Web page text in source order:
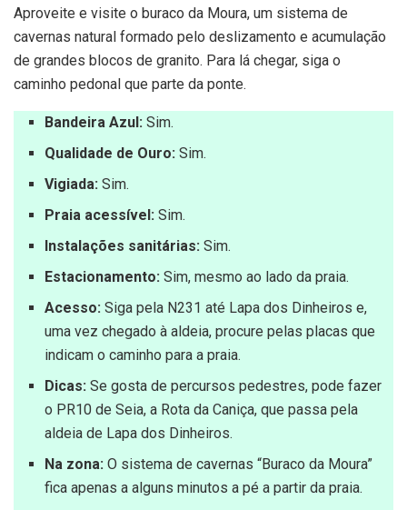
Aproveite e visite o buraco da Moura, um sistema de
cavernas natural formado pelo deslizamento e acumulação
de grandes blocos de granito. Para lá chegar, siga o
caminho pedonal que parte da ponte.
Bandeira Azul:Sim.
Qualidade de Ouro:Sim.
Vigiada: Sim.
Praia acessível: Sim.
Instalações sanitárias:Sim.
Estacionamento: Sim, mesmo ao lado da praia.
Acesso: Siga pela N231 até Lapa dos Dinheiros e,
uma vez chegado à aldeia, procure pelas placas que
indicam o caminho para a praia.
Dicas: Se gosta de percursos pedestres, pode fazer
o PR10 de Seia, a Rota da Caniça, que passa pela
aldeia de Lapa dos Dinheiros.
Na zona: O sistema de cavernas “Buraco da Moura”
fica apenas a alguns minutos a pé a partir da praia.